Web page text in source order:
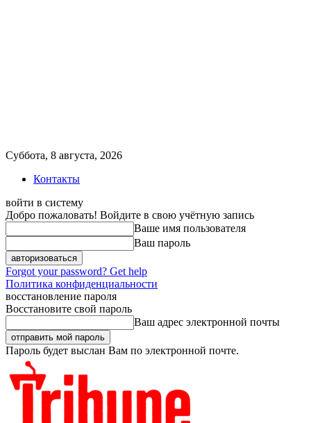
Суббота, 8 августа, 2026
Контакты
войти в систему
Добро пожаловать! Войдите в свою учётную запись
Ваше имя пользователя
Ваш пароль
Forgot your password? Get help
Политика конфиденциальности
восстановление пароля
Восстановите свой пароль
Ваш адрес электронной почты
Пароль будет выслан Вам по электронной почте.